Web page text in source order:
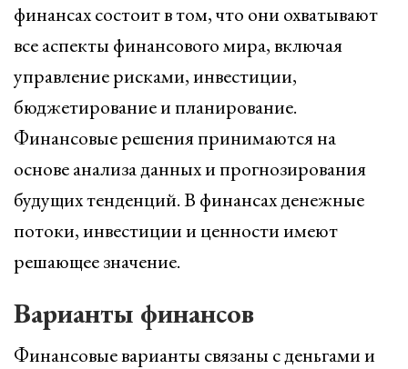
финансах состоит в том, что они охватывают
все аспекты финансового мира, включая
управление рисками, инвестиции,
бюджетирование и планирование.
Финансовые решения принимаются на
основе анализа данных и прогнозирования
будущих тенденций. В финансах денежные
потоки, инвестиции и ценности имеют
решающее значение.
Варианты финансов
Финансовые варианты связаны с деньгами и